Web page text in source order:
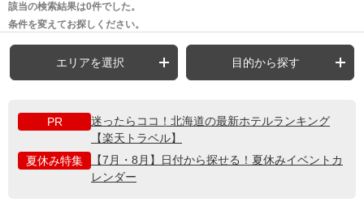
該当の検索結果は0件でした。
条件を変えてお探しください。
エリアを選択 目的から探す
PR
迷ったらココ！北海道の最新ホテルランキング
【楽天トラベル】
夏休み特集
【7月・8月】日付から探せる！夏休みイベントカ
レンダー